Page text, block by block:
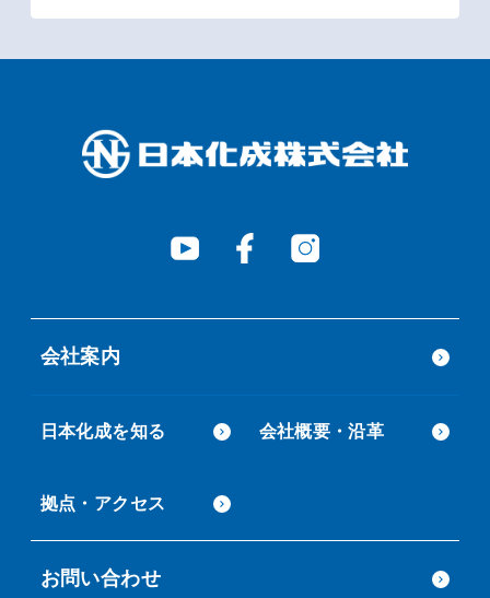
会社案内
日本化成を知る 会社概要・沿革
拠点・アクセス
お問い合わせ